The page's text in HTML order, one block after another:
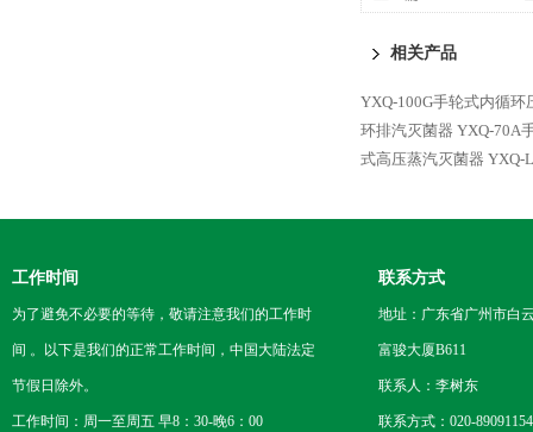
相关产品
YXQ-100G手轮式内循环
环排汽灭菌器 YXQ-70A
式高压蒸汽灭菌器 YXQ-
工作时间
为了避免不必要的等待，敬请注意我们的工作时
间 。以下是我们的正常工作时间，中国大陆法定
节假日除外。
工作时间：周一至周五 早8：30-晚6：00
联系方式
地址：广东省广州市白
富骏大厦B611
联系人：李树东
联系方式：020-89091154